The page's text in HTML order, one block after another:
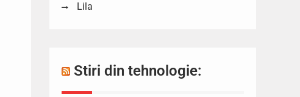
Lila
Stiri din tehnologie: